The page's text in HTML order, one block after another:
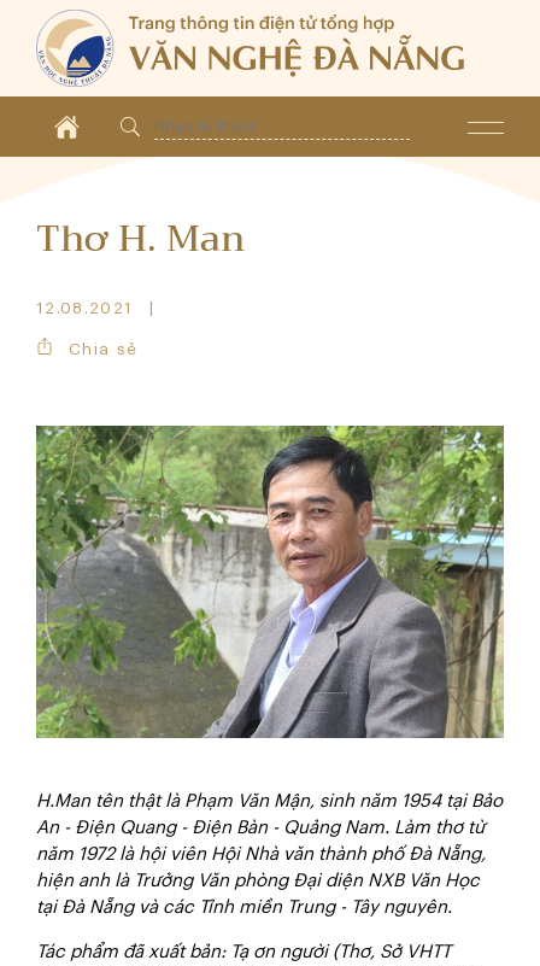
Thơ H. Man
12.08.2021
Chia sẻ
H.Man tên thật là Phạm Văn Mận, sinh năm 1954 tại Bảo
An - Điện Quang - Điện Bàn - Quảng Nam. Làm thơ từ
năm 1972 là hội viên Hội Nhà văn thành phố Đà Nẵng,
hiện anh là Trưởng Văn phòng Đại diện NXB Văn Học
tại Đà Nẵng và các Tỉnh miền Trung - Tây nguyên.
Tác phẩm đã xuất bản: Tạ ơn người (Thơ, Sở VHTT